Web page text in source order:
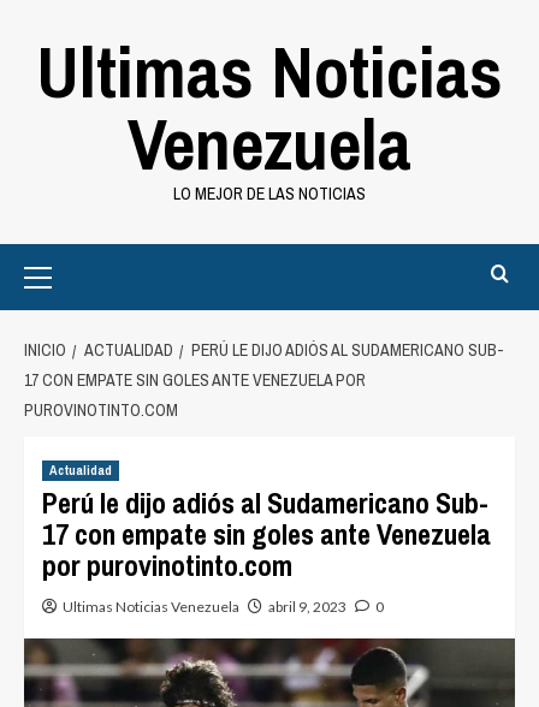
Ultimas Noticias
Venezuela
LO MEJOR DE LAS NOTICIAS
Menu
INICIO ACTUALIDAD
PERÚ LE DIJO ADIÓS AL SUDAMERICANO SUB-
17 CON EMPATE SIN GOLES ANTE VENEZUELA POR
PUROVINOTINTO.COM
Actualidad
Perú le dijo adiós al Sudamericano Sub-
17 con empate sin goles ante Venezuela
por purovinotinto.com
Ultimas Noticias Venezuela abril 9, 2023 0